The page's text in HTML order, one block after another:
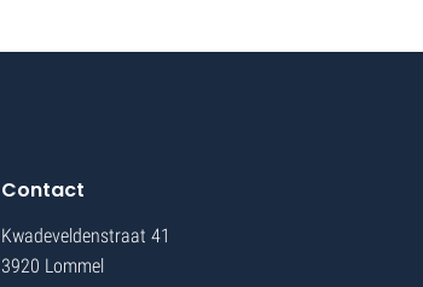
Contact
Kwadeveldenstraat 41
3920 Lommel